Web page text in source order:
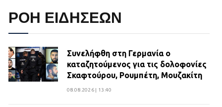
ΡΟΗ ΕΙΔΗΣΕΩΝ
Συνελήφθη στη Γερμανία ο
καταζητούμενος για τις δολοφονίες
Σκαφτούρου, Ρουμπέτη, Μουζακίτη
08.08.2026 | 13:40